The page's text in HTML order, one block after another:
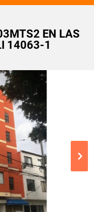
EN LAS
14063-1